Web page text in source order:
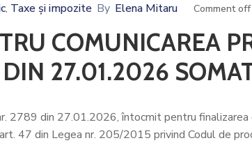
‚ Taxe și impozite By Elena Mitaru Comment off
COMUNICAREA
27.01.2026
2789 din 27.01.2026, întocmit pentru finalizarea
47 din Legea nr. 205/2015 privind Codul de